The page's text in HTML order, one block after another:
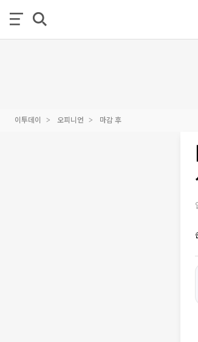
이투데이 오피니언 마감 후